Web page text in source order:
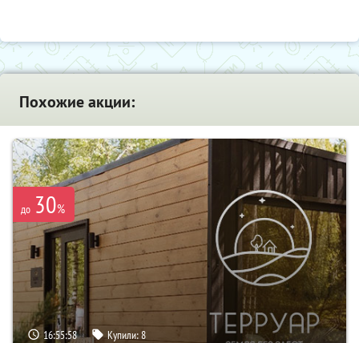
Похожие акции:
до 30%
16:55:57 Купили:8